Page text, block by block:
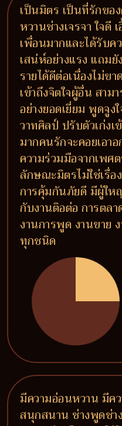
เป็นมิตร เป็นที่รักขอ
หวานช่างเจรจา ใจ
เพื่อนมากและได้รับค
เสน่ห์อย่างแรง แถมยั
รายได้ดีต่อเนื่องไม่ข
เข้าถึงจิตใจผู้อื่น สา
อย่างยอดเยี่ยม พูดจูง
วาทศิลป์ ปรับตัวเก่ง
มากคนรักจะคอยเอา
ความร่วมมือจากเพศ
ลักษณะมิตรไม่ใช่เรื่
การคุ้มกันภัยดี มีผู้ให
กับงานติอต่อ การตล
งานการพูด งานขาย
ทุกชนิด
มีความอ่อนหวาน มีคว
สนุกสนาน ช่างพูดช่า